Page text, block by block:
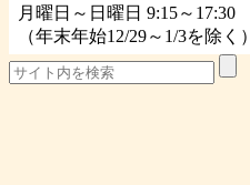
月曜日～日曜日 9:15～17:30
（年末年始12/29～1/3を除く）